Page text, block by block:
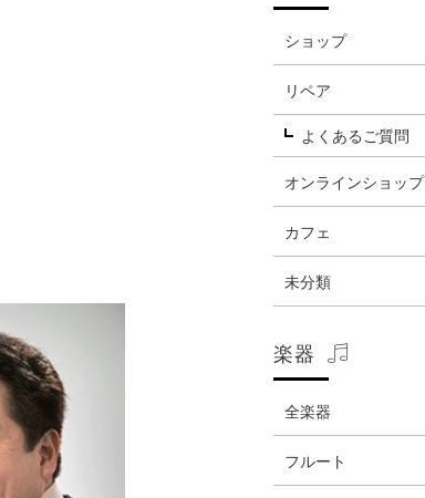
ショップ
リペア
よくあるご質問
オンラインショップ
カフェ
未分類
楽器
全楽器
フルート